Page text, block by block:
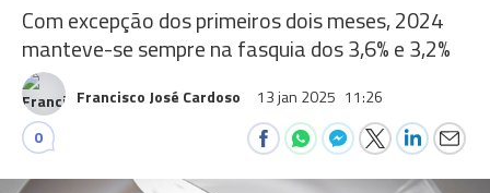
Com excepção dos primeiros dois meses, 2024
manteve-se sempre na fasquia dos 3,6% e 3,2%
Francisco José Cardoso 13 jan 2025 11:26
0